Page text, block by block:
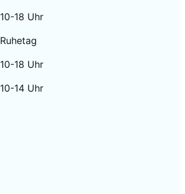
10-18 Uhr
Ruhetag
10-18 Uhr
10-14 Uhr